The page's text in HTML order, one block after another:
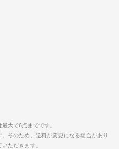
大で6点までです。
そのため、送料が変更になる場合があり
ただきます。